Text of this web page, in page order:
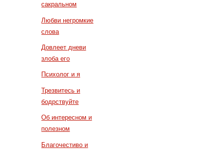
сакральном
Любви негромкие
слова
Довлеет дневи
злоба его
Психолог и я
Трезвитесь и
бодрствуйте
Об интересном и
полезном
Благочестиво и